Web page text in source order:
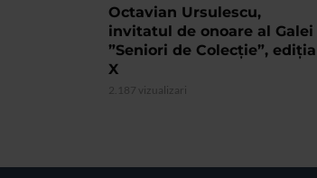
Octavian Ursulescu,
invitatul de onoare al Galei
”Seniori de Colecție”, ediția
X
2.187 vizualizari